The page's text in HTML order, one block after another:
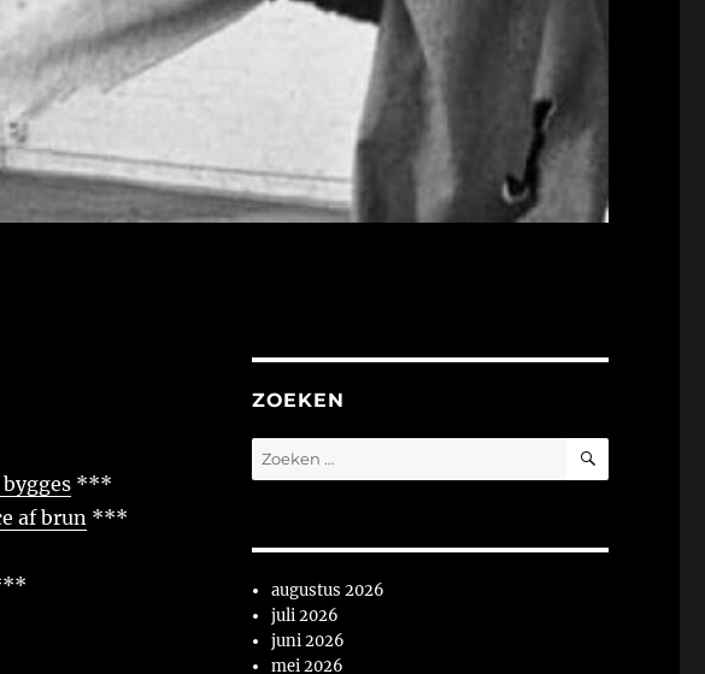
***
af brun***
ZOEKEN
Zoeken
naar:
ZOEKEN
augustus 2026
juli 2026
juni 2026
mei 2026